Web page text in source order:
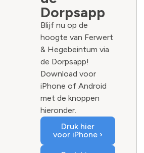
Dorpsapp
Blijf nu op de
hoogte van Ferwert
& Hegebeintum via
de Dorpsapp!
Download voor
iPhone of Android
met de knoppen
hieronder.
Druk hier
voor iPhone ›